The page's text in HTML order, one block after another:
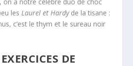
lesLaurel et Hardy de la tisane :
c’est le thym et le sureau noir
DE